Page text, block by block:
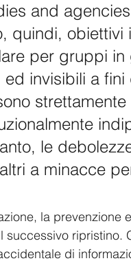
and
quindi, obiettivi
per gruppi in
invisibili a fini
strettamente
le
a minacce
la prevenzione
ripristino.
di